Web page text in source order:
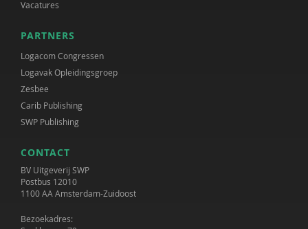
Vacatures
PARTNERS
Logacom Congressen
Logavak Opleidingsgroep
Zesbee
Carib Publishing
SWP Publishing
CONTACT
BV Uitgeverij SWP
Postbus 12010
1100 AA Amsterdam-Zuidoost
Bezoekadres: